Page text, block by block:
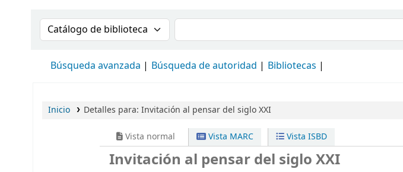
Buscar en el catálogo por:Buscar en el catálogo
Búsqueda avanzada Búsqueda de autoridad Bibliotecas
Inicio Detalles para: Invitación al pensar del siglo XXI
Vista normal Vista MARC Vista ISBD
Invitación al pensar del siglo XXI